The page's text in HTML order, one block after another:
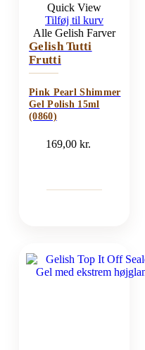
Quick View
Tilføj til kurv
Alle Gelish Farver
Gelish Tutti
Frutti
Pink Pearl Shimmer
Gel Polish 15ml
(0860)
169,00kr.